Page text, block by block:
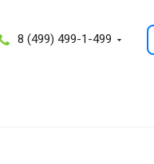
8 (499) 499-1-499